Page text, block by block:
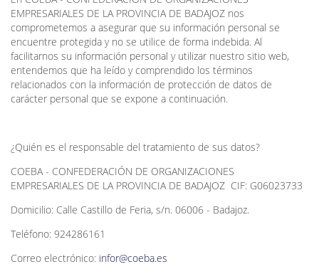
EMPRESARIALES DE LA PROVINCIA DE BADAJOZ nos
comprometemos a asegurar que su información personal se
encuentre protegida y no se utilice de forma indebida. Al
facilitarnos su información personal y utilizar nuestro sitio web,
entendemos que ha leído y comprendido los términos
relacionados con la información de protección de datos de
carácter personal que se expone a continuación.
¿Quién es el responsable del tratamiento de sus datos?
COEBA - CONFEDERACIÓN DE ORGANIZACIONES
EMPRESARIALES DE LA PROVINCIA DE BADAJOZ CIF: G06023733
Domicilio: Calle Castillo de Feria, s/n. 06006 - Badajoz.
Teléfono: 924286161
Correo electrónico: infor@coeba.es